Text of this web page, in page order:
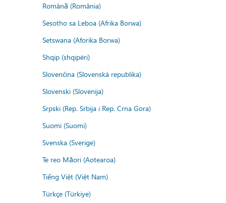
Română (România)
Sesotho sa Leboa (Afrika Borwa)
Setswana (Aforika Borwa)
Shqip (shqipëri)
Slovenčina (Slovenská republika)
Slovenski (Slovenija)
Srpski (Rep. Srbija i Rep. Crna Gora)
Suomi (Suomi)
Svenska (Sverige)
Te reo Māori (Aotearoa)
Tiếng Việt (Việt Nam)
Türkçe (Türkiye)